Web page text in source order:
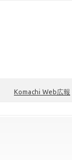
Komachi Web広報